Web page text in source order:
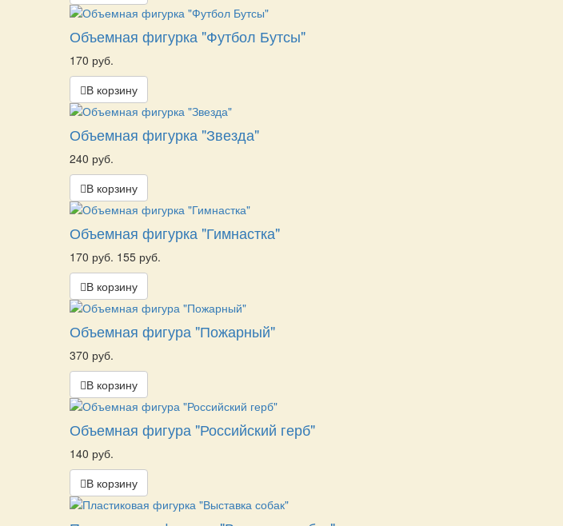
Объемная фигурка "Футбол Бутсы"
170 руб.
В корзину
Объемная фигурка "Звезда"
240 руб.
В корзину
Объемная фигурка "Гимнастка"
170 руб. 155 руб.
В корзину
Объемная фигура "Пожарный"
370 руб.
В корзину
Объемная фигура "Российский герб"
140 руб.
В корзину